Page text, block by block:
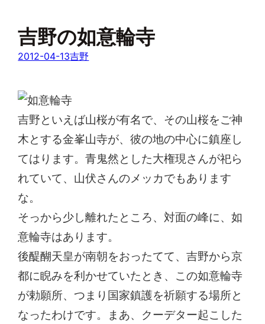
吉野の如意輪寺
2012-04-13吉野
吉野といえば山桜が有名で、その山桜をご神
木とする金峯山寺が、彼の地の中心に鎮座し
てはります。青鬼然とした大権現さんが祀ら
れていて、山伏さんのメッカでもあります
な。
そっから少し離れたところ、対面の峰に、如
意輪寺はあります。
後醍醐天皇が南朝をおったてて、吉野から京
都に睨みを利かせていたとき、この如意輪寺
が勅願所、つまり国家鎮護を祈願する場所と
なったわけです。まあ、クーデター起こした